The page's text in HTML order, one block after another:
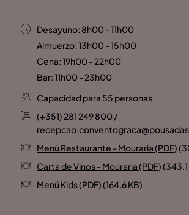
Desayuno: 8h00 - 11h00
Almuerzo: 13h00 - 15h00
Cena: 19h00 - 22h00
Bar: 11h00 - 23h00
Capacidad para 55 personas
(+351) 281 249 800 /
Menú Restaurante - Mouraria (PDF)
Carta de Vinos - Mouraria (PDF)(343.1
Menú Kids (PDF)(164.6 KB)